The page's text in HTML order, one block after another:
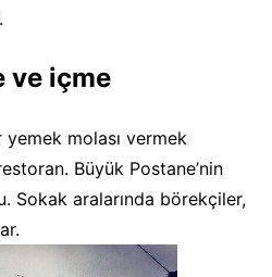
ve içme
molası vermek
Büyük Postane’nin
Sokak aralarında börekçiler,